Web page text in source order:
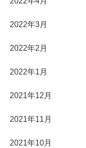
2022年3月
2022年2月
2022年1月
2021年12月
2021年11月
2021年10月